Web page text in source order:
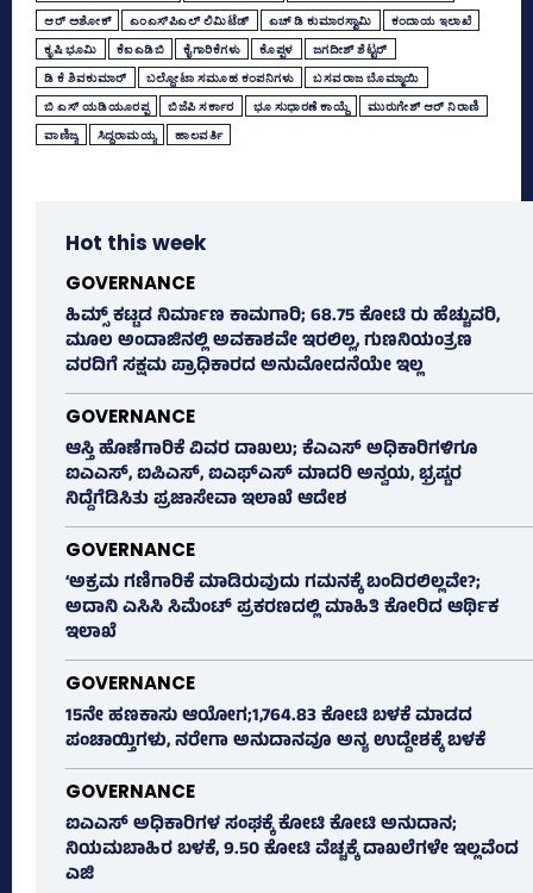
ಆರ್‌ ಅಶೋಕ್‌ ಎಂಎಸ್‌ಪಿಎಲ್‌ ಲಿಮಿಟೆಡ್‌ ಎಚ್‌ ಡಿ ಕುಮಾರಸ್ವಾಮಿ ಕಂದಾಯ ಇಲಾಖೆ
ಕೃಷಿ ಭೂಮಿ ಕೆಐಎಡಿಬಿ ಕೈಗಾರಿಕೆಗಳು ಕೊಪ್ಪಳ ಜಗದೀಶ್‌ ಶೆಟ್ಟರ್‌
ಡಿ ಕೆ ಶಿವಕುಮಾರ್ ಬಲ್ದೋಟಾ ಸಮೂಹ ಕಂಪನಿಗಳು ಬಸವರಾಜ ಬೊಮ್ಮಾಯಿ
ಬಿ ಎಸ್‌ ಯಡಿಯೂರಪ್ಪ ಬಿಜೆಪಿ ಸರ್ಕಾರ ಭೂ ಸುಧಾರಣೆ ಕಾಯ್ದೆ ಮುರುಗೇಶ್‌ ಆರ್‌ ನಿರಾಣಿ
ವಾಣಿಜ್ಯ ಸಿದ್ದರಾಮಯ್ಯ ಹಾಲವರ್ತಿ
Hot this week
GOVERNANCE
ಹಿಮ್ಸ್‌ ಕಟ್ಟಡ ನಿರ್ಮಾಣ ಕಾಮಗಾರಿ; 68.75 ಕೋಟಿ ರು ಹೆಚ್ಚುವರಿ,
ಮೂಲ ಅಂದಾಜಿನಲ್ಲಿ ಅವಕಾಶವೇ ಇರಲಿಲ್ಲ, ಗುಣನಿಯಂತ್ರಣ
ವರದಿಗೆ ಸಕ್ಷಮ ಪ್ರಾಧಿಕಾರದ ಅನುಮೋದನೆಯೇ ಇಲ್ಲ
GOVERNANCE
ಆಸ್ತಿ ಹೊಣೆಗಾರಿಕೆ ವಿವರ ದಾಖಲು; ಕೆಎಎಸ್ ಅಧಿಕಾರಿಗಳಿಗೂ
ಐಎಎಸ್‌, ಐಪಿಎಸ್‌, ಐಎಫ್‌ಎಸ್‌ ಮಾದರಿ ಅನ್ವಯ, ಭ್ರಷ್ಟರ
ನಿದ್ದೆಗೆಡಿಸಿತು ಪ್ರಜಾಸೇವಾ ಇಲಾಖೆ ಆದೇಶ
GOVERNANCE
‘ಅಕ್ರಮ ಗಣಿಗಾರಿಕೆ ಮಾಡಿರುವುದು ಗಮನಕ್ಕೆ ಬಂದಿರಲಿಲ್ಲವೇ?;
ಅದಾನಿ ಎಸಿಸಿ ಸಿಮೆಂಟ್ ಪ್ರಕರಣದಲ್ಲಿ ಮಾಹಿತಿ ಕೋರಿದ ಆರ್ಥಿಕ
ಇಲಾಖೆ
GOVERNANCE
15ನೇ ಹಣಕಾಸು ಆಯೋಗ;1,764.83 ಕೋಟಿ ಬಳಕೆ ಮಾಡದ
ಪಂಚಾಯ್ತಿಗಳು, ನರೇಗಾ ಅನುದಾನವೂ ಅನ್ಯ ಉದ್ದೇಶಕ್ಕೆ ಬಳಕೆ
GOVERNANCE
ಐಎಎಸ್‌ ಅಧಿಕಾರಿಗಳ ಸಂಘಕ್ಕೆ ಕೋಟಿ ಕೋಟಿ ಅನುದಾನ;
ನಿಯಮಬಾಹಿರ ಬಳಕೆ, 9.50 ಕೋಟಿ ವೆಚ್ಚಕ್ಕೆ ದಾಖಲೆಗಳೇ ಇಲ್ಲವೆಂದ
ಎಜಿ